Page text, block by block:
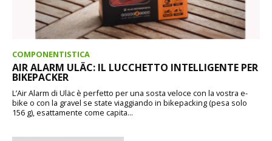
COMPONENTISTICA
AIR ALARM ULÄC: IL LUCCHETTO INTELLIGENTE PER
BIKEPACKER
L’Air Alarm di Uläc è perfetto per una sosta veloce con la vostra e-
bike o con la gravel se state viaggiando in bikepacking (pesa solo
156 g), esattamente come capita...